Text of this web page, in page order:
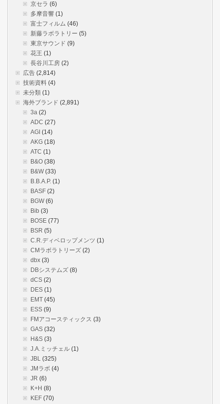
京セラ (6)
多摩音響 (1)
富士フィルム (46)
新藤ラボラトリー (5)
東京サウンド (9)
花王 (1)
長谷川工房 (2)
広告 (2,814)
技術資料 (4)
未分類 (1)
海外ブランド (2,891)
3a (2)
ADC (27)
AGI (14)
AKG (18)
ATC (1)
B&O (38)
B&W(33)
B.B.A.P. (1)
BASF (2)
BGW(6)
Bib (3)
BOSE (77)
BSR (5)
C.R.ディベロップメンツ (1)
CMラボラトリーズ (2)
dbx (3)
DBシステムズ (8)
dCS (2)
DES (1)
EMT (45)
ESS (9)
FMアコースティックス (3)
GAS (32)
H&S (3)
J.A.ミッチェル (1)
JBL (325)
JMラボ (4)
JR (6)
K+H (8)
KEF (70)